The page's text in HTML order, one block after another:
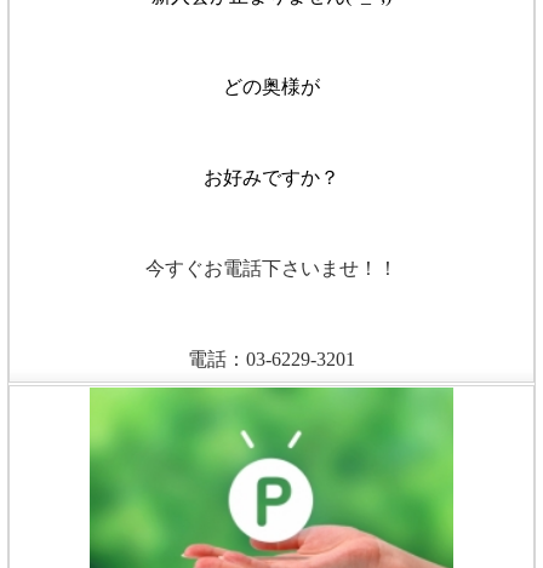
どの奥様が
お好みですか？
今すぐお電話下さいませ！！
電話：03-6229-3201